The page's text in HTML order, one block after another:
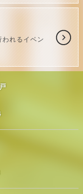
われるイベン